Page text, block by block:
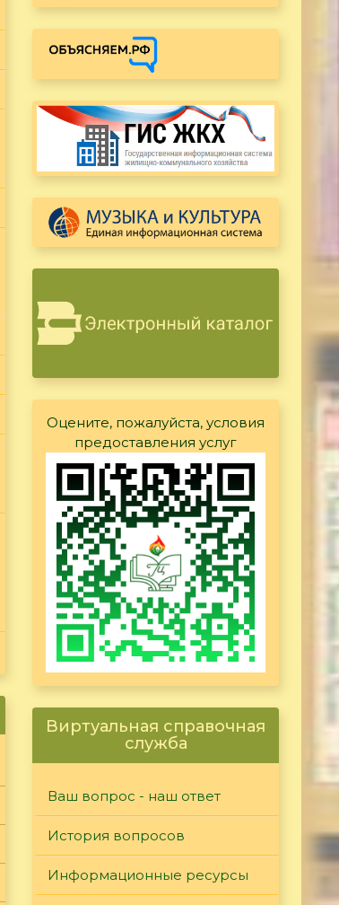
Оцените, пожалуйста, условия
предоставления услуг
Виртуальная справочная
служба
Ваш вопрос - наш ответ
История вопросов
Информационные ресурсы